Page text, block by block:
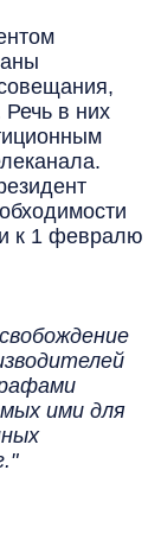
Речь в них
к 1 февралю
ими для